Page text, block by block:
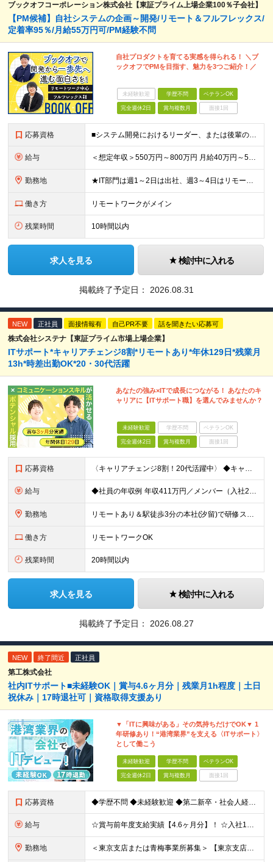
ブックオフコーポレーション株式会社【東証プライム上場企業100％子会社】
【PM候補】自社システムの企画～開発/リモート＆フルフレックス/
定着率95％/月給55万円可/PM経験不問
自社プロダクトを育てる実感を得られる！ ＼ブ
ックオフでPMを目指す、魅力を3つご紹介！／
未経験歓迎 学歴不問 ベテランOK
完全週休2日 賞与複数月 面接1回
応募資格 ■システム開発におけるリーダー、または後輩の指導や進捗管理などの経験のある方 ■機能要件/非機能要件の知識（経験は問いません） ＼「マネジメント未経験だけど今後チャレンジしたい」という方もぜひご応募く
給与 ＜想定年収＞550万円～800万円 月給40万円～55万円＋賞与＋交通費全額支給＋各種手当(子女教育手当等) ※経験・能力などを考慮し相談の上、当社規定により決定します。 ※上記金額には16～21時
勤務地 ★IT部門は週1～2日は出社、週3～4日はリモートワーク ★勤務地はご本人のご希望を最優先します ■飯田橋オフィス／東京都新宿区揚場町2-26 SKビル ■本社／神奈川県相模原市南区古淵2-14-
働き方 リモートワークがメイン
残業時間 10時間以内
求人を見る 検討中に入れる
掲載終了予定日： 2026.08.31
NEW 正社員 面接情報有 自己PR不要 話を聞きたい応募可
株式会社システナ【東証プライム市場上場企業】
ITサポート*キャリアチェンジ8割*リモートあり*年休129日*残業月
13h*時差出勤OK*20・30代活躍
あなたの強み×ITで成長につながる！ あなたのキ
ャリアに【ITサポート職】を選んでみませんか？
未経験歓迎 学歴不問 ベテランOK
完全週休2日 賞与複数月 面接1回
応募資格 〈キャリアチェンジ8割！20代活躍中〉 ◆キャリアチェンジ転職歓迎 ◆専門・短大卒以上 ◆35歳までの方(若年層の長期キャリア形成のため) ◎同期入社と一緒に研修が受けられます！ ＼下記のような方に
給与 ◆社員の年収例 年収411万円／メンバー（入社2年目） 年収800万円／マネージャー（入社7年目） -------------------- ◆月給22万7000円～30万円＋賞与年2回＋残業代全額支
勤務地 リモートあり＆駅徒歩3分の本社(汐留)で研修スタート！ 【システナ東京本社】 東京都港区海岸1-2-20 汐留ビルディング14F・16F ◆リモートワーク・フルリモートのお仕事もあり ◆お住まいの地
働き方 リモートワークOK
残業時間 20時間以内
求人を見る 検討中に入れる
掲載終了予定日： 2026.08.27
NEW 終了間近 正社員
第工株式会社
社内ITサポート■未経験OK｜賞与4.6ヶ月分｜残業月1h程度｜土日
祝休み｜17時退社可｜資格取得支援あり
▼「ITに興味がある」その気持ちだけでOK▼ 1
年研修あり！“港湾業界”を支える〈ITサポート〉
として働こう
未経験歓迎 学歴不問 ベテランOK
完全週休2日 賞与複数月 面接1回
応募資格 ◆学歴不問 ◆未経験歓迎 ◆第二新卒・社会人経験の浅い方も歓迎 日本語でのビジネス文書作成・電話対応が 支障なく行える方であれば大丈夫です◎ ＼IT知識ゼロからスタートOK／ 応募に専門スキルや資
給与 ☆賞与前年度支給実績【4.6ヶ月分】！ ☆入社1年目から【年収400万円】可！ 月給23万5,000円～30万5,000円＋諸手当＋賞与年2回 ※経験・スキルを考慮して決定します。 ※上記には一律
勤務地 ＜東京支店または青梅事業所募集＞ 【東京支店】 東京都千代田区神田東松下町41-1 H1O神田 【青梅事業所】 東京都江東区青海3-2-17 ワールド流通センター内504号室 ※勤務先はご希望を